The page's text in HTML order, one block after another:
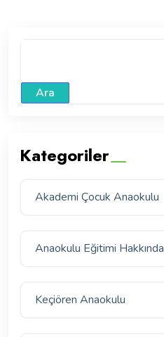
Ara
Kategoriler
Akademi Çocuk Anaokulu
Anaokulu Eğitimi Hakkında
Keçiören Anaokulu